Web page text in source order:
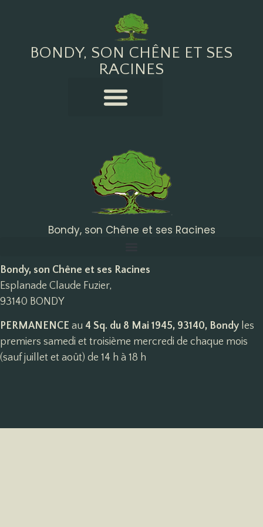
BONDY, SON CHÊNE ET SES
RACINES
Bondy, son Chêne et ses Racines
Bondy, son Chêne et ses Racines
Esplanade Claude Fuzier,
93140 BONDY
PERMANENCE au 4 Sq. du 8 Mai 1945, 93140, Bondy les
premiers samedi et troisième mercredi de chaque mois
(sauf juillet et août) de 14 h à 18 h